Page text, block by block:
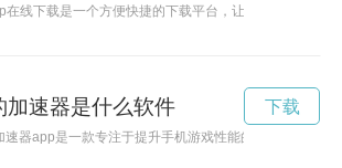
在线下载是一个方便快捷的下载平台，让用户可以随时
加速器是什么软件
速器app是一款专注于提升手机游戏性能的应用程序，
下载